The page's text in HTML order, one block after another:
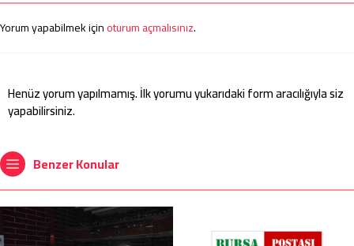
Yorum yapabilmek içinoturum açmalısınız.
Henüz yorum yapılmamış. İlk yorumu yukarıdaki form aracılığıyla siz
yapabilirsiniz.
Benzer Konular